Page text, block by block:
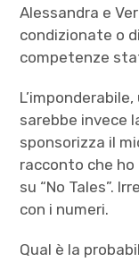
Alessandra e
condizionate o
competenze
sarebbe invece
sponsorizza il
racconto che
su “No Tales”.
con i numeri.
Qual è la